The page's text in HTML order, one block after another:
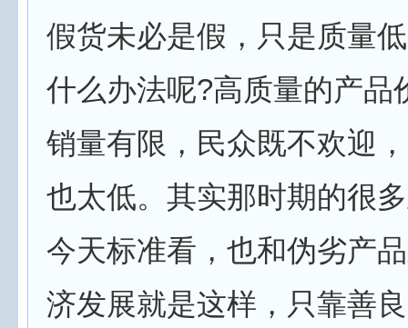
假货未必是假，只是质量
什么办法呢?高质量的产品
销量有限，民众既不欢迎
也太低。其实那时期的很
今天标准看，也和伪劣产
济发展就是这样，只靠善